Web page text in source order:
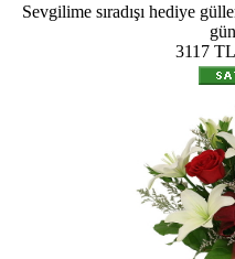
Sevgilime sıradışı hediye
3117